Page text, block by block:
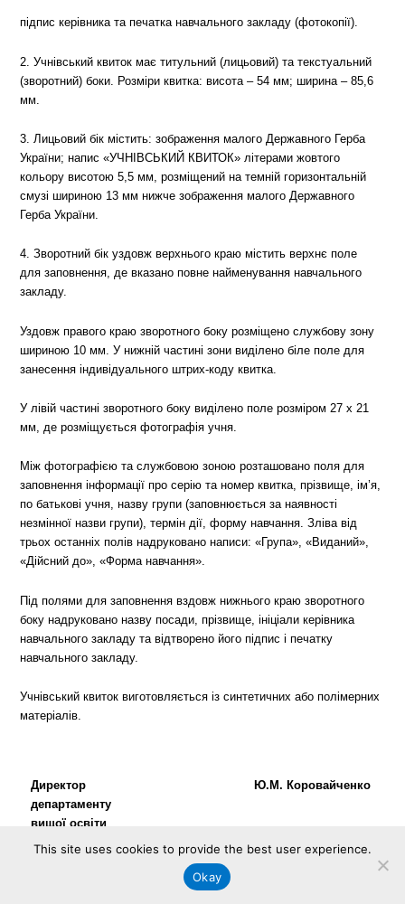
підпис керівника та печатка навчального закладу (фотокопії).
2. Учнівський квиток має титульний (лицьовий) та текстуальний
(зворотний) боки. Розміри квитка: висота – 54 мм; ширина – 85,6
мм.
3. Лицьовий бік містить: зображення малого Державного Герба
України; напис «УЧНІВСЬКИЙ КВИТОК» літерами жовтого
кольору висотою 5,5 мм, розміщений на темній горизонтальній
смузі шириною 13 мм нижче зображення малого Державного
Герба України.
4. Зворотний бік уздовж верхнього краю містить верхнє поле
для заповнення, де вказано повне найменування навчального
закладу.
Уздовж правого краю зворотного боку розміщено службову зону
шириною 10 мм. У нижній частині зони виділено біле поле для
занесення індивідуального штрих-коду квитка.
У лівій частині зворотного боку виділено поле розміром 27 х 21
мм, де розміщується фотографія учня.
Між фотографією та службовою зоною розташовано поля для
заповнення інформації про серію та номер квитка, прізвище, ім’я,
по батькові учня, назву групи (заповнюється за наявності
незмінної назви групи), термін дії, форму навчання. Зліва від
трьох останніх полів надруковано написи: «Група», «Виданий»,
«Дійсний до», «Форма навчання».
Під полями для заповнення вздовж нижнього краю зворотного
боку надруковано назву посади, прізвище, ініціали керівника
навчального закладу та відтворено його підпис і печатку
навчального закладу.
Учнівський квиток виготовляється із синтетичних або полімерних
матеріалів.
Директор
департаменту
вищої освіти
Ю.М. Коровайченко
This site uses cookies to provide the best user experience.
Okay